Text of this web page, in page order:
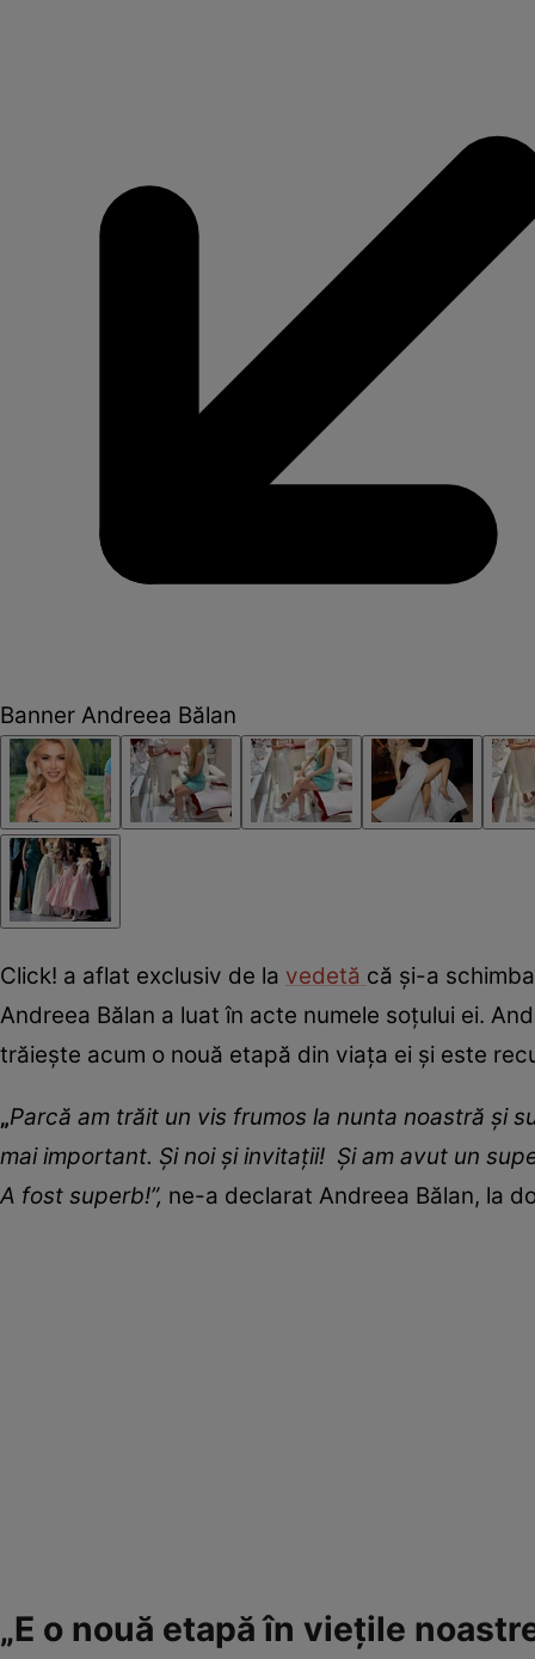
Banner Andreea Bălan
Click! a aflat exclusiv de la vedetă că și-a
Andreea Bălan a luat în acte numele soțului ei.
trăiește acum o nouă etapă din viața ei și este
„Parcă am trăit un vis frumos la nunta noastră și
mai important. Și noi și invitații! Și am avut un
A fost superb!”, ne-a declarat Andreea Bălan, la
„E o nouă etapă în viețile